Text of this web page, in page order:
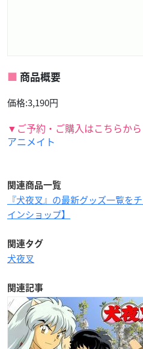
商品概要
価格:3,190円
▼ご予約・ご購入はこちらから
アニメイト
関連商品一覧
『犬夜叉』の最新グッズ一覧を
インショップ】
関連タグ
犬夜叉
関連記事